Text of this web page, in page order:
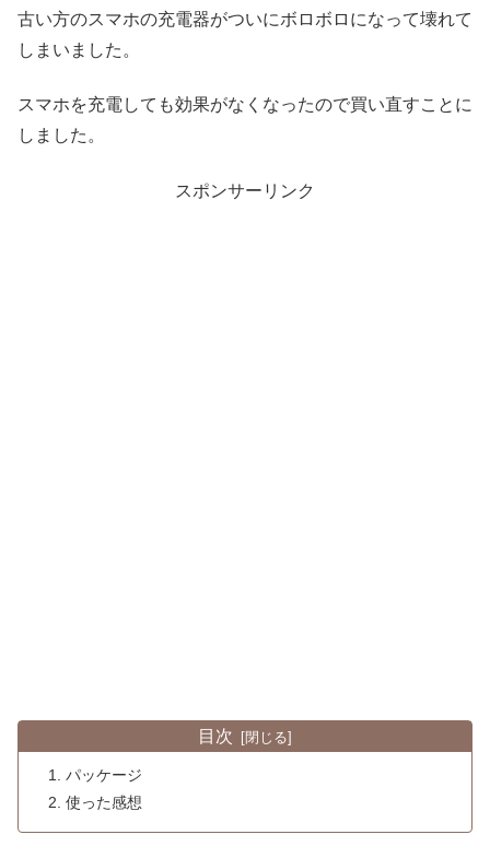
古い方のスマホの充電器がついにボロボロになって壊れて
しまいました。
スマホを充電しても効果がなくなったので買い直すことに
しました。
スポンサーリンク
目次
パッケージ
使った感想